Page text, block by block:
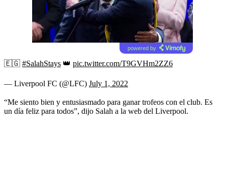
powered by
🇪🇬 #SalahStays 👑 pic.twitter.com/T9GVHm2ZZ6
— Liverpool FC (@LFC) July 1, 2022
“Me siento bien y entusiasmado para ganar trofeos con el club. Es
un día feliz para todos”, dijo Salah a la web del Liverpool.